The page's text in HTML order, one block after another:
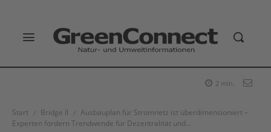
2 min.
Start Bridge II
Ausbauplan für Stromnetz ist überdimensioniert –
Experten fordern Trendwende für Dezentralität und...